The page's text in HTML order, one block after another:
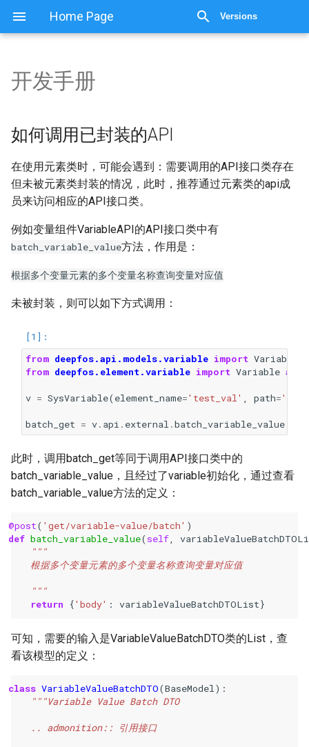
Home Page Versions
开发手册
如何调用已封装的API
如何封装API
如何扩展元素类
补充
补充
开发手册
如何调用已封装的API
在使用元素类时，可能会遇到：需要调用的API接口类存在
但未被元素类封装的情况，此时，推荐通过元素类的api成
员来访问相应的API接口类。
例如变量组件VariableAPI的API接口类中有
batch_variable_value方法，作用是：
根据多个变量元素的多个变量名称查询变量对应值
未被封装，则可以如下方式调用：
from deepfos.api.models.variable import
from deepfos.element.variable import Variable as
v = SysVariable(element_name='test_val' , path='/
batch_get = v. api . external .batch_variable_value
此时，调用batch_get等同于调用API接口类中的
batch_variable_value，且经过了variable初始化，通过查看
batch_variable_value方法的定义：
@post( 'get/variable-value/batch' )
def batch_variable_value(self,
"""
    根据多个变量元素的多个变量名称查询变量对应值
    """
return
{'body' : variableValueBatchDTOList}
可知，需要的输入是VariableValueBatchDTO类的List，查
看该模型的定义：
class VariableValueBatchDTO(BaseModel):
"""Variable Value Batch DTO
    .. admonition:: 引用接口